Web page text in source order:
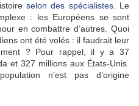
selon des spécialistes. Le
: les Européens se sont
en combattre d’autres. Quoi
ont été volés : il faudrait leur
? Pour rappel, il y a 37
et 327 millions aux États-Unis.
n’est pas d’origine